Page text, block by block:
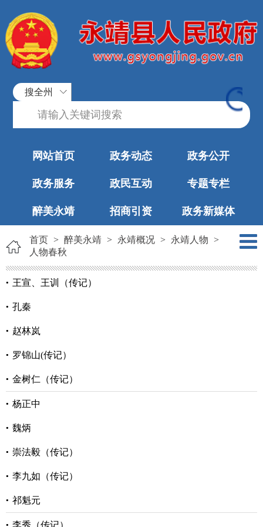
搜全州
网站首页 政务动态 政务公开
政务服务 政民互动 专题专栏
醉美永靖 招商引资 政务新媒体
首页 > 醉美永靖 > 永靖概况 > 永靖人物 >
人物春秋
王宣、王训（传记）
孔秦
赵林岚
罗锦山(传记）
金树仁（传记）
杨正中
魏炳
崇法毅（传记）
李九如（传记）
祁魁元
李秀（传记）